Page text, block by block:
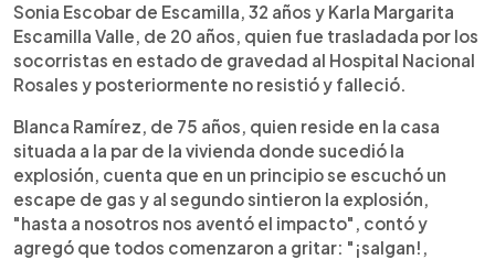
Sonia Escobar de Escamilla, 32 años y Karla Margarita
Escamilla Valle, de 20 años, quien fue trasladada por los
socorristas en estado de gravedad al Hospital Nacional
Rosales y posteriormente no resistió y falleció.
Blanca Ramírez, de 75 años, quien reside en la casa
situada a la par de la vivienda donde sucedió la
explosión, cuenta que en un principio se escuchó un
escape de gas y al segundo sintieron la explosión,
"hasta a nosotros nos aventó el impacto", contó y
agregó que todos comenzaron a gritar: "¡salgan!,